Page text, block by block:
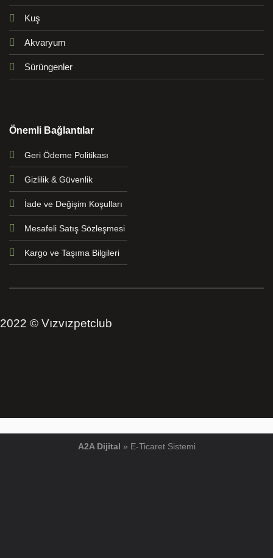
Kuş
Akvaryum
Sürüngenler
Önemli Bağlantılar
Geri Ödeme Politikası
Gizlilik & Güvenlik
İade ve Değişim Koşulları
Mesafeli Satış Sözleşmesi
Kargo ve Taşıma Bilgileri
2022 © Vızvızpetclub
A2A Dijital » E-TicaretSistemi